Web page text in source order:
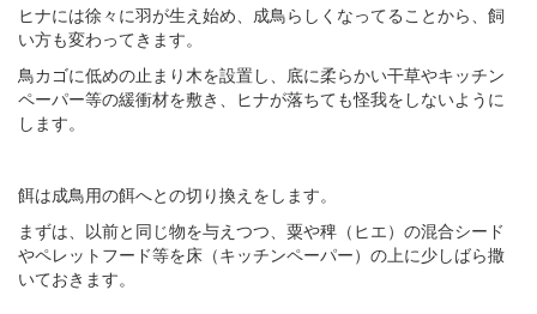
ヒナには徐々に羽が生え始め、成鳥らしくなってることから、飼
い方も変わってきます。
鳥カゴに低めの止まり木を設置し、底に柔らかい干草やキッチン
ペーパー等の緩衝材を敷き、ヒナが落ちても怪我をしないように
します。
餌は成鳥用の餌へとの切り換えをします。
まずは、以前と同じ物を与えつつ、粟や稗（ヒエ）の混合シード
やペレットフード等を床（キッチンペーパー）の上に少しばら撒
いておきます。